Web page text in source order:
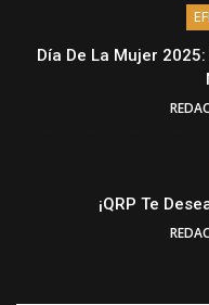
Día De La Mujer
¡QRP Te